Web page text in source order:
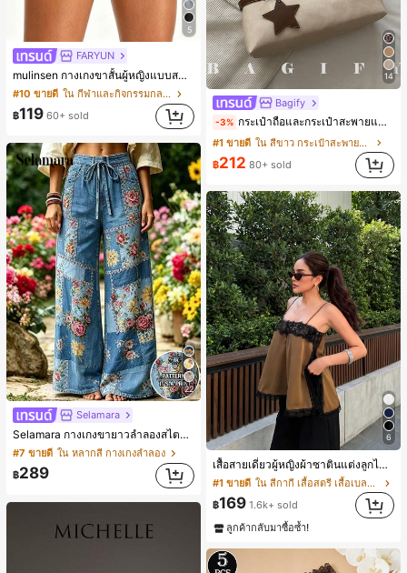
5
FARYUN
mulinsen กางเกงขาสั้นผู้หญิงแบบสบายๆ สีพื้น หลวม อเนกประสงค์ กางเกงขาสั้นกีฬา 2-In-1 สำหรับวิ่ง ฟิตเนส และการฝึกซ้อมกีฬาในฤดูร้อน
#10 ขายดี
ใน กีฬาและกิจกรรมกลางแจ้ง
฿119 60+ sold
22
Selamara
Selamara กางเกงขายาวลำลองสไตล์โบฮีเมียนสำหรับพักผ่อน สีกากี ผิวสัมผัสมีเท็กซ์เจอร์ เอวสูงทรงหลวม เอวยางยืดพร้อมเชือกรูด ทรงขาตรงทิ้งตัว ขากว้าง สำหรับชายหาด ลำลอง พักผ่อน และเดินทาง
#7 ขายดี ใน หลากสี กางเกงลำลอง
฿289
14
Bagify
-3% กระเป๋าถือและกระเป๋าสะพายแฟชั่นใหม่ ตกแต่งด้วยเข็มขัด เหมาะสำหรับงานปาร์ตี้ การรวมตัว การออกไปข้างนอก การท่องเที่ยว การช้อปปิ้ง และการใช้งานประจำวัน สามารถเก็บเหรียญ โทรศัพท์ เหมาะสำหรับกระเป๋าทำงานของพนักงานออฟฟิศ นักศึกษามหาวิทยาลัย และพนักงานออฟฟิศ กระเป๋าผู้หญิงที่หรูหรา
#1 ขายดี
ใน สีขาว กระเป๋าสะพายผู้หญิง
฿212 80+ sold
6
เสื้อสายเดี่ยวผู้หญิงผ้าซาตินแต่งลูกไม้ - เสื้อสายเดี่ยวฤดูร้อนสีคากีมีรอยผ่าด้านข้างที่น่าดึงดูดแบบสบายๆ
#1 ขายดี
ใน สีกากี เสื้อสตรี เสื้อเบลาส์ & Tee
฿169 1.6k+ sold
ลูกค้ากลับมาซื้อซ้ำ!